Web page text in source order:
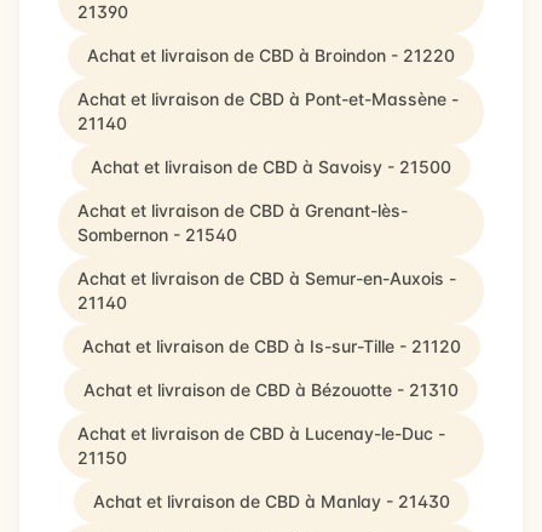
21390
Achat et livraison de CBD à Broindon - 21220
Achat et livraison de CBD à Pont-et-Massène -
21140
Achat et livraison de CBD à Savoisy - 21500
Achat et livraison de CBD à Grenant-lès-
Sombernon - 21540
Achat et livraison de CBD à Semur-en-Auxois -
21140
Achat et livraison de CBD à Is-sur-Tille - 21120
Achat et livraison de CBD à Bézouotte - 21310
Achat et livraison de CBD à Lucenay-le-Duc -
21150
Achat et livraison de CBD à Manlay - 21430